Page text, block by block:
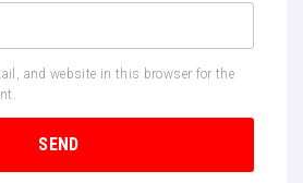
and website in this browser for the